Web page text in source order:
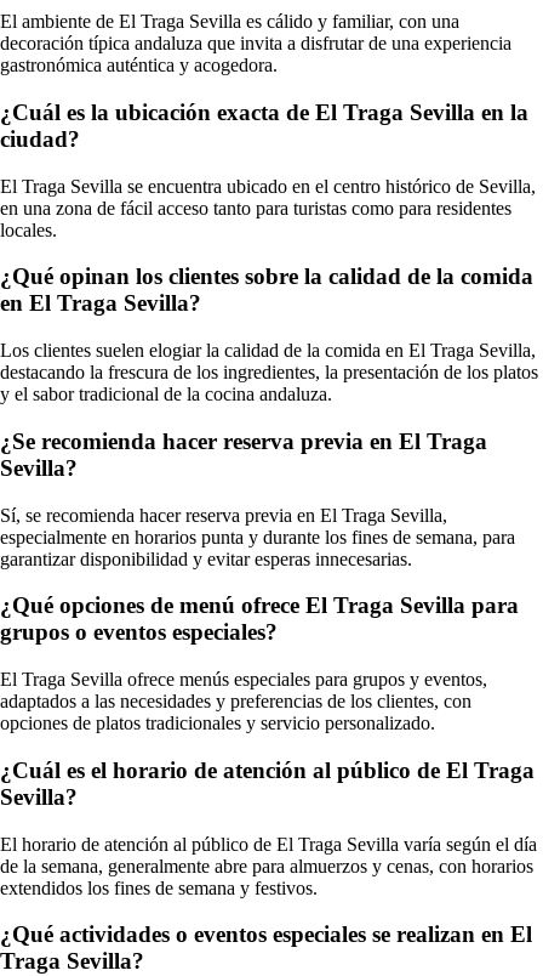
El ambiente de El Traga Sevilla es cálido y familiar, con una
decoración típica andaluza que invita a disfrutar de una experiencia
gastronómica auténtica y acogedora.
¿Cuál es la ubicación exacta de El Traga Sevilla en la
ciudad?
El Traga Sevilla se encuentra ubicado en el centro histórico de Sevilla,
en una zona de fácil acceso tanto para turistas como para residentes
locales.
¿Qué opinan los clientes sobre la calidad de la comida
en El Traga Sevilla?
Los clientes suelen elogiar la calidad de la comida en El Traga Sevilla,
destacando la frescura de los ingredientes, la presentación de los platos
y el sabor tradicional de la cocina andaluza.
¿Se recomienda hacer reserva previa en El Traga
Sevilla?
Sí, se recomienda hacer reserva previa en El Traga Sevilla,
especialmente en horarios punta y durante los fines de semana, para
garantizar disponibilidad y evitar esperas innecesarias.
¿Qué opciones de menú ofrece El Traga Sevilla para
grupos o eventos especiales?
El Traga Sevilla ofrece menús especiales para grupos y eventos,
adaptados a las necesidades y preferencias de los clientes, con
opciones de platos tradicionales y servicio personalizado.
¿Cuál es el horario de atención al público de El Traga
Sevilla?
El horario de atención al público de El Traga Sevilla varía según el día
de la semana, generalmente abre para almuerzos y cenas, con horarios
extendidos los fines de semana y festivos.
¿Qué actividades o eventos especiales se realizan en El
Traga Sevilla?